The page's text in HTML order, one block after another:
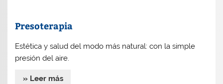
Presoterapia
Estética y salud del modo más natural: con la simple
presión del aire.
» Leer más